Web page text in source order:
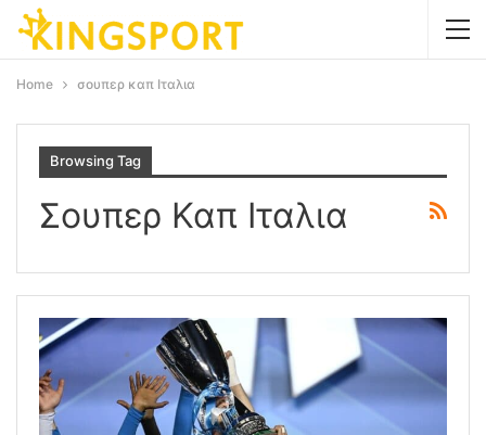
Home σουπερ καπ Ιταλια
Browsing Tag
Σουπερ Καπ Ιταλια